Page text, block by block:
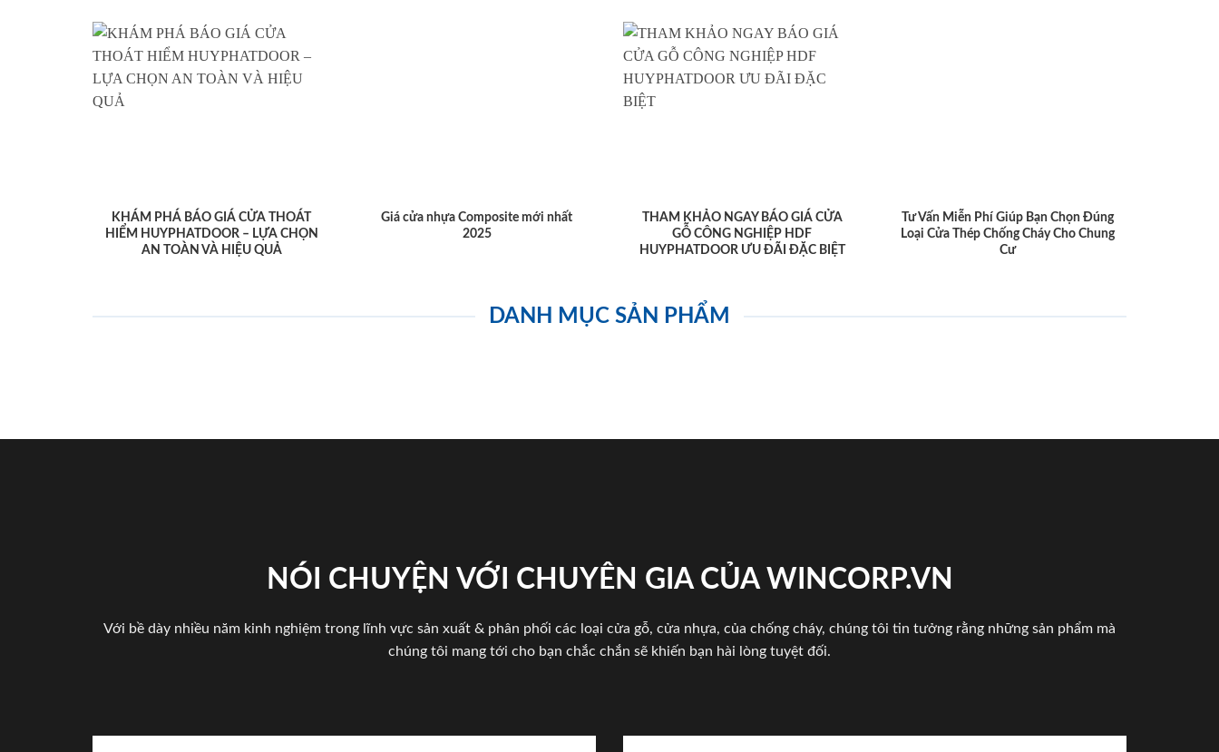
KHÁM PHÁ BÁO GIÁ CỬA THOÁT
HIỂM HUYPHATDOOR – LỰA CHỌN
AN TOÀN VÀ HIỆU QUẢ
Giá cửa nhựa Composite mới nhất
2025
THAM KHẢO NGAY BÁO GIÁ CỬA
GỖ CÔNG NGHIỆP HDF
HUYPHATDOOR ƯU ĐÃI ĐẶC BIỆT
Tư Vấn Miễn Phí Giúp Bạn Chọn Đúng
Loại Cửa Thép Chống Cháy Cho Chung
Cư
DANH MỤC SẢN PHẨM
NÓI CHUYỆN VỚI CHUYÊN GIA CỦA WINCORP.VN
Với bề dày nhiều năm kinh nghiệm trong lĩnh vực sản xuất & phân phối các loại cửa gỗ, cửa nhựa, của chống cháy, chúng tôi tin tưởng rằng những sản phẩm mà
chúng tôi mang tới cho bạn chắc chắn sẽ khiến bạn hài lòng tuyệt đối.